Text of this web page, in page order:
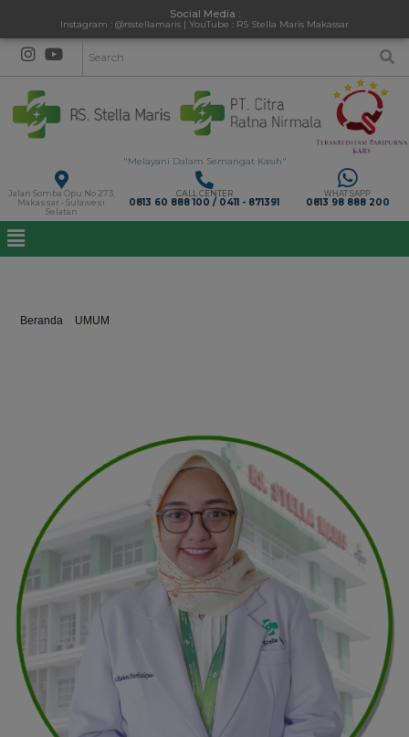
Social Media :
Instagram : @rsstellamaris | YouTube : RS Stella Maris Makassar
"Melayani Dalam Semangat Kasih"
Jalan Somba Opu No 273,
Makassar - Sulawesi
Selatan
CALL CENTER
0813 60 888 100 / 0411 - 871391
WHATSAPP
0813 98 888 200
Beranda UMUM